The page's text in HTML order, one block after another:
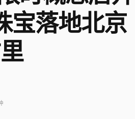
宝落地北京